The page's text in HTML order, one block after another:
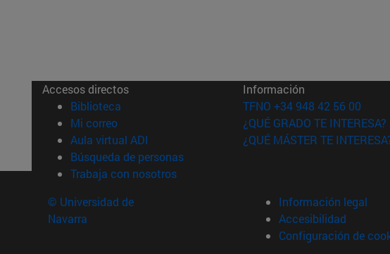
Accesos directos
Biblioteca (abre en nueva ventana)
Mi correo(abre en nueva ventana)
Aula virtual ADI (abre en nueva ventana)
Búsqueda de personas(abre en nueva ventana)
Trabaja con nosotros(abre en nueva ventana)
Información
TFNO +34 948 42 56 00
¿QUÉ GRADO TE INTERESA?
¿QUÉ MÁSTER TE
© Universidad de
Navarra
Información legal
Accesibilidad
Configuración de